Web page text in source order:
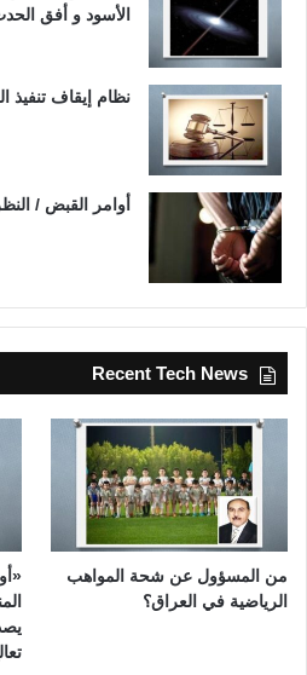
الأسود و أفق
نظام إيقاف تنفيذ
أوامر القبض /
Recent Tech News
من المسؤول عن شحة المواهب
الرياضية في العراق؟